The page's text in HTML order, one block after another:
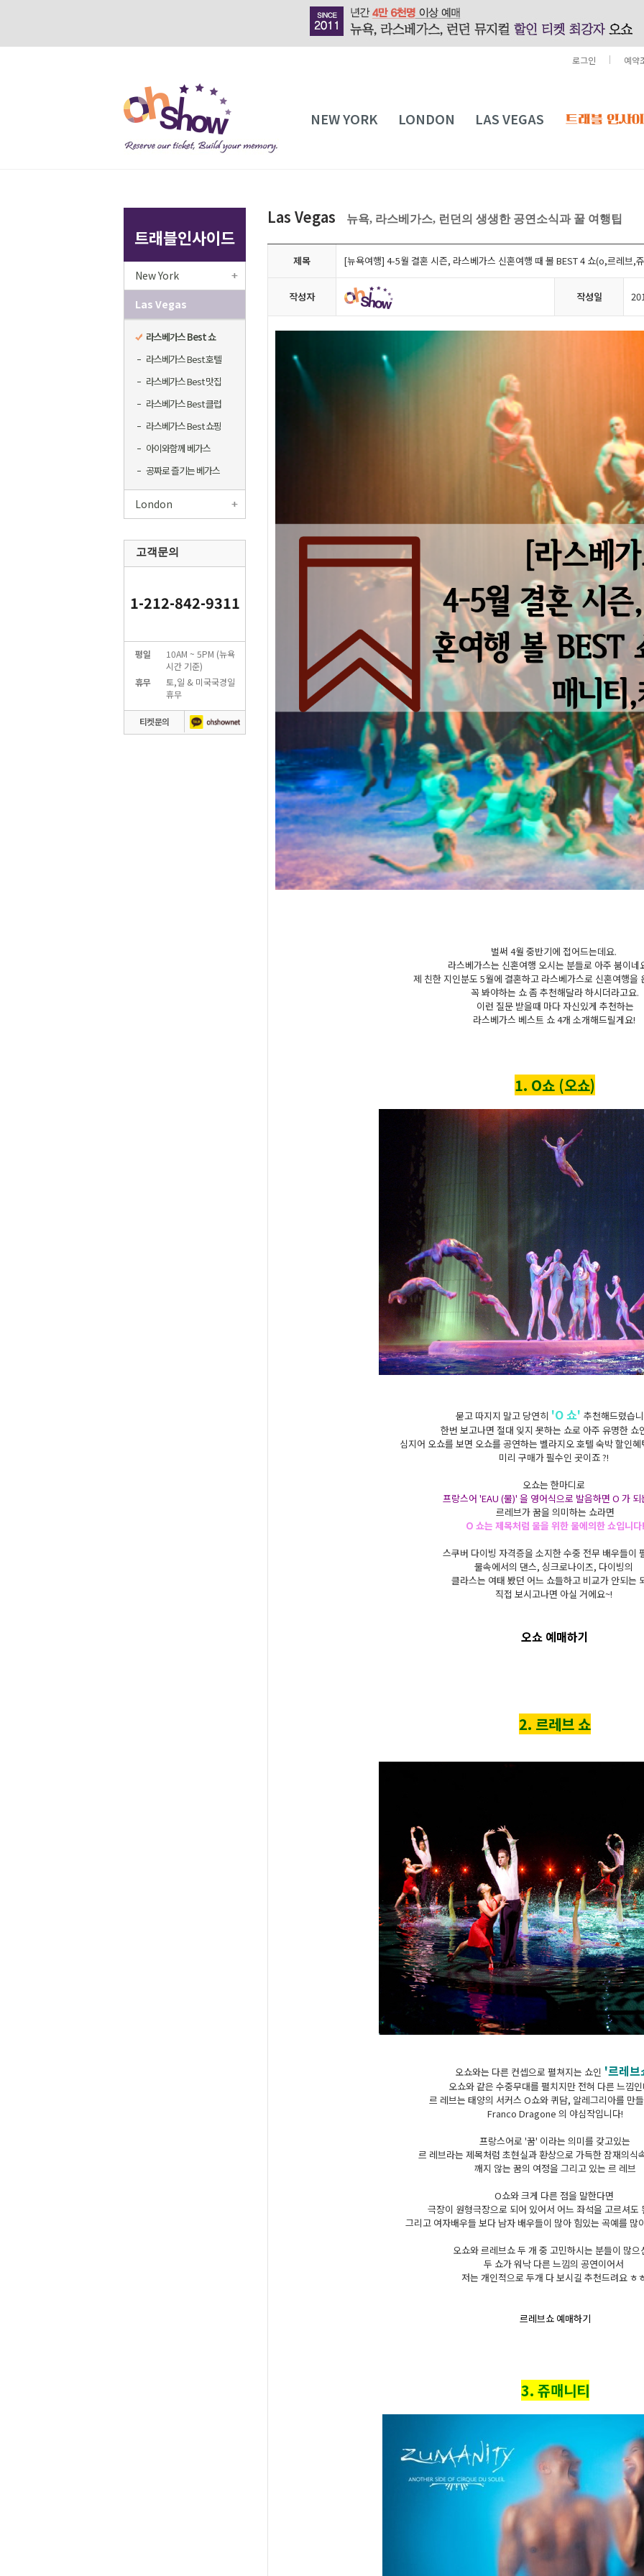
로그인 예약
NEW YORK LONDON LAS VEGAS
트래블인사이드
New York
Las Vegas
라스베가스 Best 쇼
라스베가스 Best 호텔
라스베가스 Best 맛집
라스베가스 Best 클럽
라스베가스 Best 쇼핑
아이와함께 베가스
공짜로 즐기는 베가스
London
고객문의
1-212-842-9311
평일
10AM ~ 5PM (뉴욕
시간 기준)
휴무
토,일 & 미국국경일
휴무
티켓문의
Las Vegas 뉴욕, 라스베가스, 런던의 생생한 공연소식과 꿀 여행팁
제목 [뉴욕여행] 4-5월 결혼 시즌, 라스베가스 신혼여행 때 볼 BEST 4 쇼(o,르레브,
작성자 작성일
벌써 4월 중반기에 접어드는데요.
라스베가스는 신혼여행 오시는 분들로 아주 붐이네
제 친한 지인분도 5월에 결혼하고 라스베가스로 신혼여행을
꼭 봐야하는 쇼 좀 추천해달라 하시더라고요.
이런 질문 받을때 마다 자신있게 추천하는
라스베가스 베스트 쇼 4개 소개해드릴게요!
1. O쇼 (오쇼)
묻고 따지지 말고 당연히 'O 쇼' 추천해드렸습
한번 보고나면 절대 잊지 못하는 쇼로 아주 유명한 쇼
심지어 오쇼를 보면 오쇼를 공연하는 벨라지오 호텔 숙박 할인
미리 구매가 필수인 곳이죠 ?!
오쇼는 한마디로
프랑스어 'EAU (물)' 을 영어식으로 발음하면 O 가 되
르레브가 꿈을 의미하는 쇼라면
O 쇼는 제목처럼 물을 위한 물에의한 쇼입니다!
스쿠버 다이빙 자격증을 소지한 수중 전무 배우들이
물속에서의 댄스, 싱크로나이즈, 다이빙의
클라스는 여태 봤던 어느 쇼들하고 비교가 안되는
직접 보시고나면 아실 거에요~!
오쇼 예매하기
2. 르레브 쇼
오쇼와는 다른 컨셉으로 펼쳐지는 쇼인 '르레
오쇼와 같은 수중무대를 펼치지만 전혀 다른 느낌
르 레브는 태양의 서커스 O쇼와 퀴담, 알레그리아를 만
Franco Dragone 의 야심작입니다!
프랑스어로 '꿈' 이라는 의미를 갖고있는
르 레브라는 제목처럼 초현실과 환상으로 가득한 잠재의식
깨지 않는 꿈의 여정을 그리고 있는 르 레브
O쇼와 크게 다른 점을 말한다면
극장이 원형극장으로 되어 있어서 어느 좌석을 고르셔도
그리고 여자배우들 보다 남자 배우들이 많아 힘있는 곡예를 많
오쇼와 르레브쇼 두 개 중 고민하시는 분들이 많으
두 쇼가 워낙 다른 느낌의 공연이어서
저는 개인적으로 두개 다 보시길 추천드려요 ㅎ
르레브쇼 예매하기
3. 쥬매니티